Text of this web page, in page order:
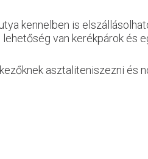
kennelben is
van kerékpárok és
asztaliteniszezni és